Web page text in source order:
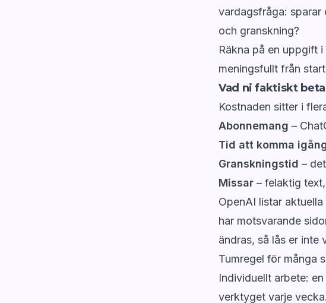
vardagsfråga: sparar
och granskning?
Räkna på en uppgift
meningsfullt från
Vad ni faktiskt
Kostnaden sitter i
Abonnemang –
Tid att komma
Granskningstid –
Missar – felaktig
OpenAI listar aktuella
har motsvarande
ändras, så lås er inte
Tumregel för många
Individuellt arbete:
verktyget varje vecka.